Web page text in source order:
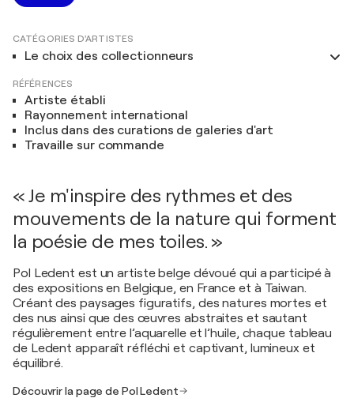
CATÉGORIES D'ARTISTES
Le choix des collectionneurs
RÉFÉRENCES
Artiste établi
Rayonnement international
Inclus dans des curations de galeries d'art
Travaille sur commande
« Je m'inspire des rythmes et des
mouvements de la nature qui forment
la poésie de mes toiles. »
Pol Ledent est un artiste belge dévoué qui a participé à
des expositions en Belgique, en France et à Taiwan.
Créant des paysages figuratifs, des natures mortes et
des nus ainsi que des œuvres abstraites et sautant
régulièrement entre l’aquarelle et l’huile, chaque tableau
de Ledent apparaît réfléchi et captivant, lumineux et
équilibré.
Découvrir la page de Pol Ledent